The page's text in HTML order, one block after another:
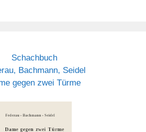
Schachbuch
Bachmann, Seidel
gegen zwei Türme